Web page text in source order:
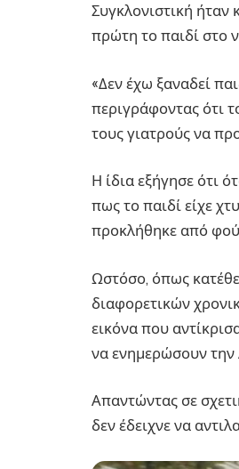
Συγκλονιστική ήταν
πρώτη το παιδί στο
«Δεν έχω ξαναδεί
περιγράφοντας ότι
τους γιατρούς να
Η ίδια εξήγησε ότι
πως το παιδί είχε
προκλήθηκε από
Ωστόσο, όπως
διαφορετικών
εικόνα που
να ενημερώσουν την
Απαντώντας σε
δεν έδειχνε να